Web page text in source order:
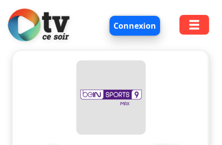
Connexion